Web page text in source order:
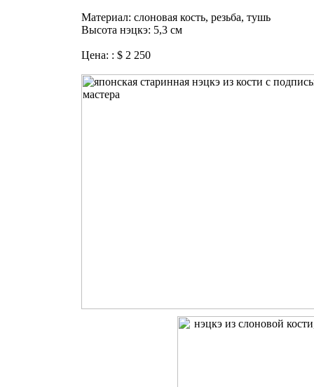
Материал: слоновая кость, резьба, тушь
Высота нэцкэ: 5,3 см
Цена: : $ 2 250